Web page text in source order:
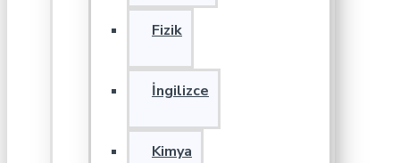
Fizik
İngilizce
Kimya